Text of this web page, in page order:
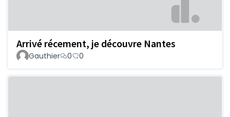
Arrivé récement, je découvre Nantes
Gauthier 0 0